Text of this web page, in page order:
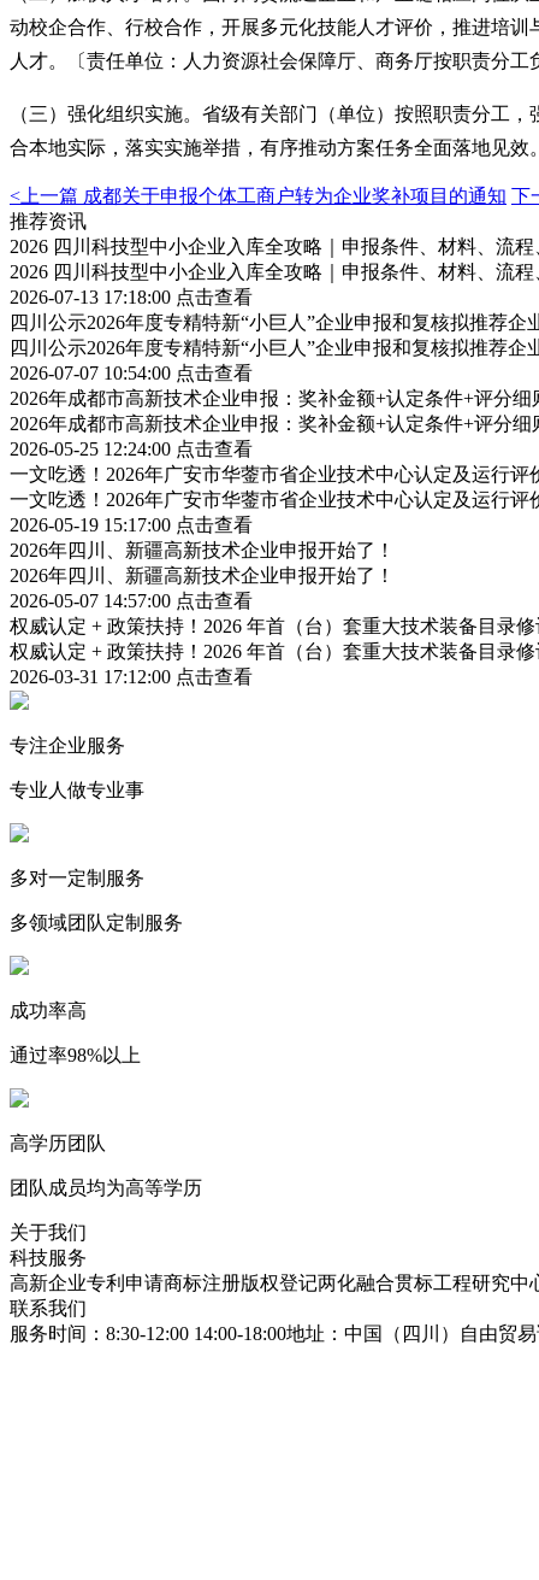
动校企合作、行校合作，开展多元化技能人才评价，推进培
人才。〔责任单位：人力资源社会保障厅、商务厅按职责分工
（三）强化组织实施。省级有关部门（单位）按照职责分工
合本地实际，落实实施举措，有序推动方案任务全面落地见
<上一篇 成都关于申报个体工商户转为企业奖补项目的通知 下
推荐资讯
2026 四川科技型中小企业入库全攻略｜申报条件、材料、流
2026 四川科技型中小企业入库全攻略｜申报条件、材料、流
2026-07-13 17:18:00 点击查看
四川公示2026年度专精特新“小巨人”企业申报和复核拟推荐企
四川公示2026年度专精特新“小巨人”企业申报和复核拟推荐企
2026-07-07 10:54:00 点击查看
2026年成都市高新技术企业申报：奖补金额+认定条件+评分
2026年成都市高新技术企业申报：奖补金额+认定条件+评分
2026-05-25 12:24:00 点击查看
一文吃透！2026年广安市华蓥市省企业技术中心认定及运行
一文吃透！2026年广安市华蓥市省企业技术中心认定及运行
2026-05-19 15:17:00 点击查看
2026年四川、新疆高新技术企业申报开始了！
2026年四川、新疆高新技术企业申报开始了！
2026-05-07 14:57:00 点击查看
权威认定 + 政策扶持！2026 年首（台）套重大技术装备目录
权威认定 + 政策扶持！2026 年首（台）套重大技术装备目录
2026-03-31 17:12:00 点击查看
专注企业服务
专业人做专业事
多对一定制服务
多领域团队定制服务
成功率高
通过率98%以上
高学历团队
团队成员均为高等学历
关于我们
科技服务
高新企业专利申请商标注册版权登记两化融合贯标工程研究中
联系我们
服务时间：8:30-12:00 14:00-18:00地址：中国（四川）自由贸